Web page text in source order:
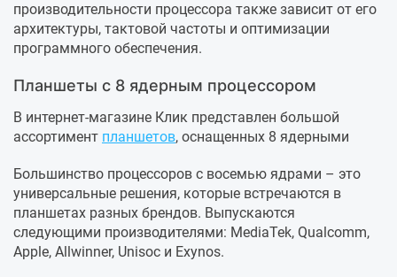
производительности процессора также зависит от его
архитектуры, тактовой частоты и оптимизации
программного обеспечения.
Планшеты с 8 ядерным процессором
В интернет-магазине Клик представлен большой
ассортимент планшетов, оснащенных 8 ядерными
Большинство процессоров с восемью ядрами – это
универсальные решения, которые встречаются в
планшетах разных брендов. Выпускаются
следующими производителями: MediaTek, Qualcomm,
Apple, Allwinner, Unisoc и Exynos.